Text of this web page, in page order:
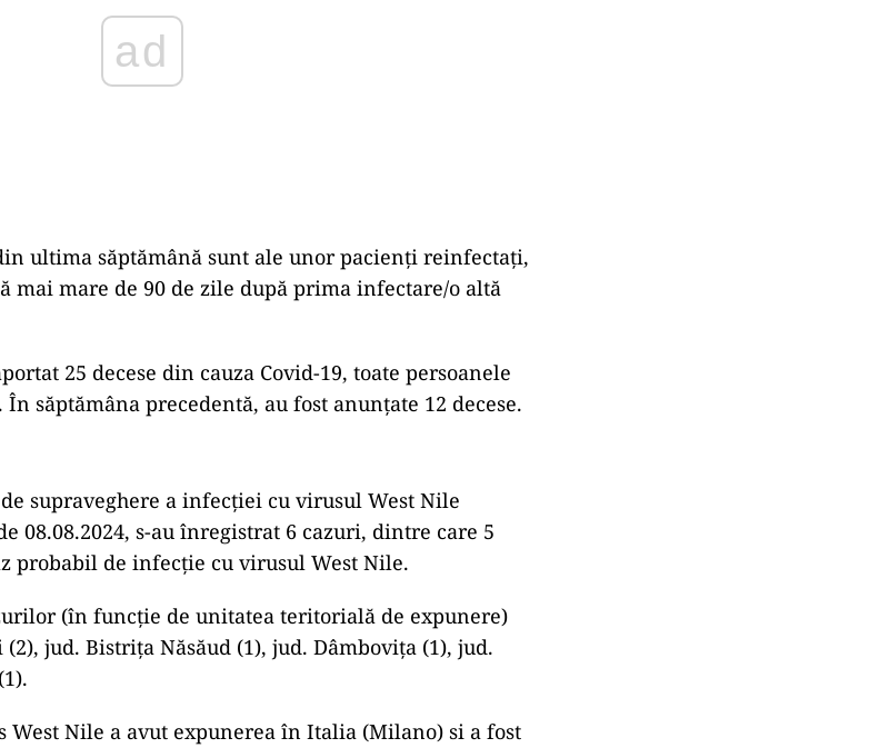
ultima săptămână sunt ale unor pacienți reinfectați,
mai mare de 90 de zile după prima infectare/o altă
25 decese din cauza Covid-19, toate persoanele
săptămâna precedentă, au fost anunțate 12 decese.
supraveghere a infecției cu virusul West Nile
08.08.2024, s-au înregistrat 6 cazuri, dintre care 5
probabil de infecție cu virusul West Nile.
(în funcție de unitatea teritorială de expunere)
jud. Bistrița Năsăud (1), jud. Dâmbovița (1), jud.
West Nile a avut expunerea în Italia (Milano) si a fost